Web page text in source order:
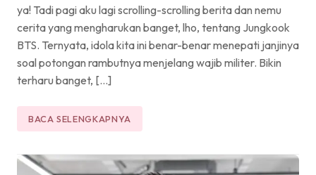
ya! Tadi pagi aku lagi scrolling-scrolling berita dan nemu
cerita yang mengharukan banget, lho, tentang Jungkook
BTS. Ternyata, idola kita ini benar-benar menepati janjinya
soal potongan rambutnya menjelang wajib militer. Bikin
terharu banget, […]
BACA SELENGKAPNYA